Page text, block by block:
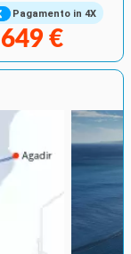
Pagamento in 4X
649 €